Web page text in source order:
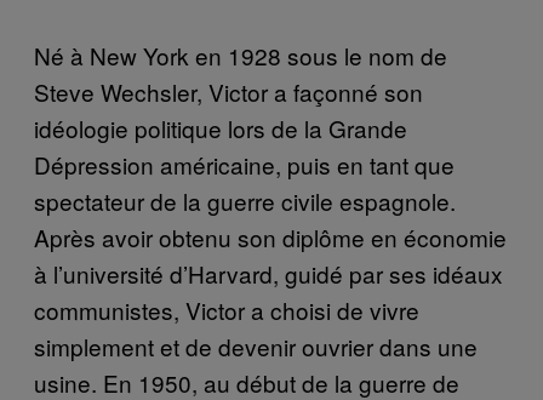
Né à New York en 1928 sous le nom de
Steve Wechsler, Victor a façonné son
idéologie politique lors de la Grande
Dépression américaine, puis en tant que
spectateur de la guerre civile espagnole.
Après avoir obtenu son diplôme en économie
à l’université d’Harvard, guidé par ses idéaux
communistes, Victor a choisi de vivre
simplement et de devenir ouvrier dans une
usine. En 1950, au début de la guerre de